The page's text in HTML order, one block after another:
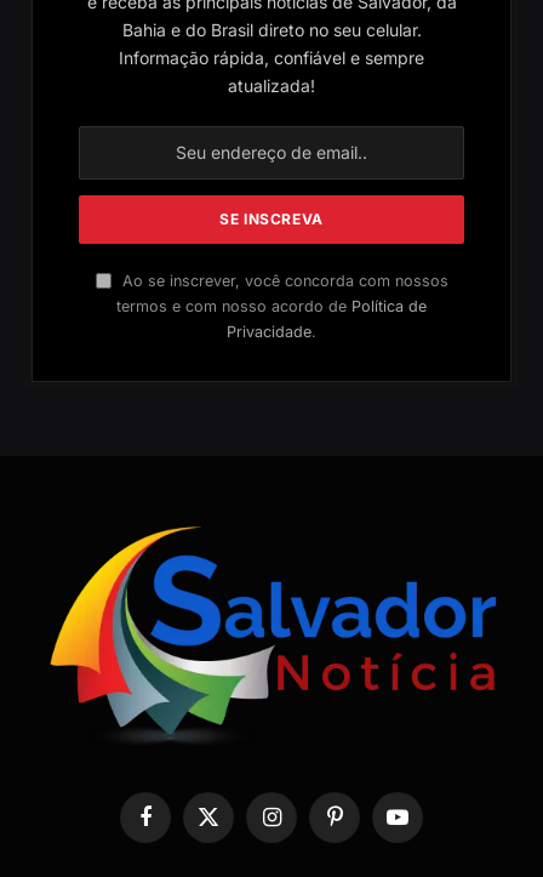
Bahia e do Brasil direto no seu celular.
Informação rápida, confiável e sempre
atualizada!
Ao se inscrever, você concorda com nossos
termos e com nosso acordo de Política de
Privacidade.
Facebook
X
(Twitter)
InstagramPinterestYouTube